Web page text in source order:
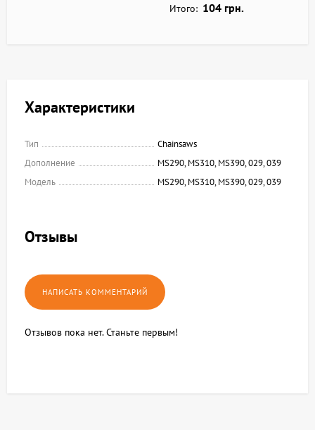
Итого: 104 грн.
Характеристики
Тип
Chainsaws
Дополнение
MS290, MS310, MS390, 029, 039
Модель
MS290, MS310, MS390, 029, 039
Отзывы
Отзывов пока нет. Станьте первым!